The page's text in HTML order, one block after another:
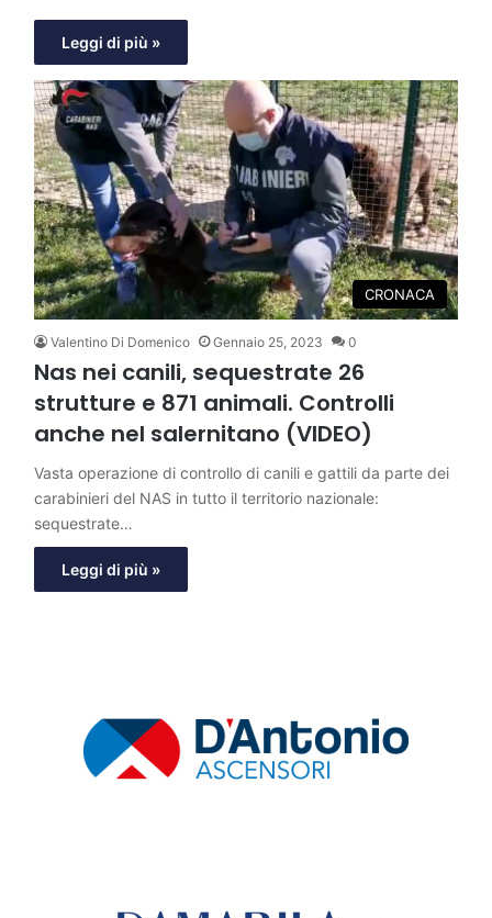
Leggi di più »
CRONACA
Valentino Di Domenico Gennaio 25, 2023 0
Nas nei canili, sequestrate 26
strutture e 871 animali. Controlli
anche nel salernitano (VIDEO)
Vasta operazione di controllo di canili e gattili da parte dei
carabinieri del NAS in tutto il territorio nazionale:
sequestrate…
Leggi di più »